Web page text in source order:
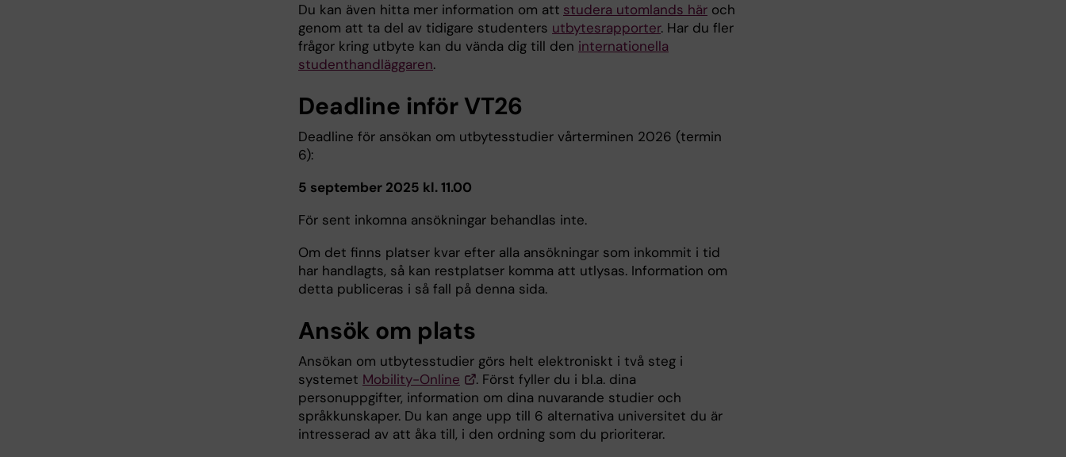
Du kan även hitta mer information om att studera utomlands här och
genom att ta del av tidigare studenters utbytesrapporter. Har du fler
frågor kring utbyte kan du vända dig till den internationella
studenthandläggaren.
Deadline inför VT26
Deadline för ansökan om utbytesstudier vårterminen 2026 (termin
6):
5 september 2025 kl. 11.00
För sent inkomna ansökningar behandlas inte.
Om det finns platser kvar efter alla ansökningar som inkommit i tid
har handlagts, så kan restplatser komma att utlysas. Information om
detta publiceras i så fall på denna sida.
Ansök om plats
Ansökan om utbytesstudier görs helt elektroniskt i två steg i
systemet Mobility-Online
. Först fyller du i bl.a. dina
personuppgifter, information om dina nuvarande studier och
språkkunskaper. Du kan ange upp till 6 alternativa universitet du är
intresserad av att åka till, i den ordning som du prioriterar.